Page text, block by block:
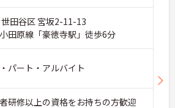
田谷区 宮坂2-11-13
田原線「豪徳寺駅」徒歩6分
パート・アルバイト
研修以上の資格をお持ちの方歓迎